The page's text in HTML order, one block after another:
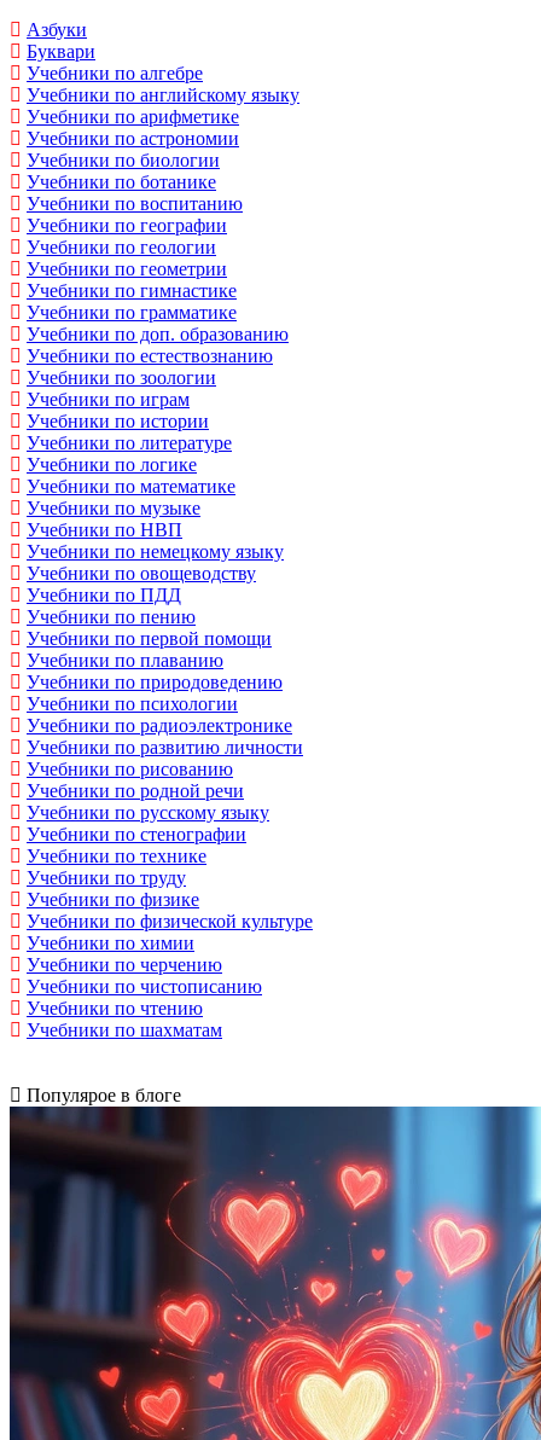
Азбуки
Буквари
Учебники по алгебре
Учебники по английскому языку
Учебники по арифметике
Учебники по астрономии
Учебники по биологии
Учебники по ботанике
Учебники по воспитанию
Учебники по географии
Учебники по геологии
Учебники по геометрии
Учебники по гимнастике
Учебники по грамматике
Учебники по доп. образованию
Учебники по естествознанию
Учебники по зоологии
Учебники по играм
Учебники по истории
Учебники по литературе
Учебники по логике
Учебники по математике
Учебники по музыке
Учебники по НВП
Учебники по немецкому языку
Учебники по овощеводству
Учебники по ПДД
Учебники по пению
Учебники по первой помощи
Учебники по плаванию
Учебники по природоведению
Учебники по психологии
Учебники по радиоэлектронике
Учебники по развитию личности
Учебники по рисованию
Учебники по родной речи
Учебники по русскому языку
Учебники по стенографии
Учебники по технике
Учебники по труду
Учебники по физике
Учебники по физической культуре
Учебники по химии
Учебники по черчению
Учебники по чистописанию
Учебники по чтению
Учебники по шахматам
Популярое в блоге